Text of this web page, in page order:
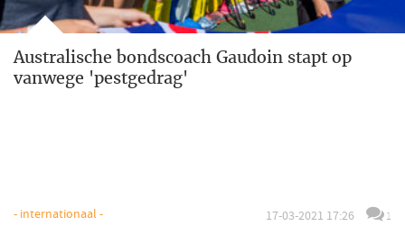
Australische bondscoach Gaudoin stapt op
vanwege 'pestgedrag'
- internationaal - 17-03-2021 17:26 1